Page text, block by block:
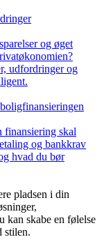
og øget
udfordringer og
finansiering skal
og bankkrav
hvad du bør
pladsen i din
kan skabe en følelse
stilen.